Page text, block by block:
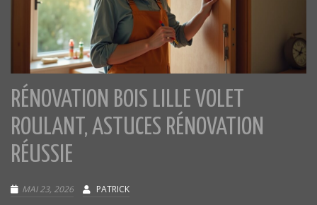
RÉNOVATION BOIS LILLE VOLET
ROULANT, ASTUCES RÉNOVATION
RÉUSSIE
MAI 23, 2026 PATRICK